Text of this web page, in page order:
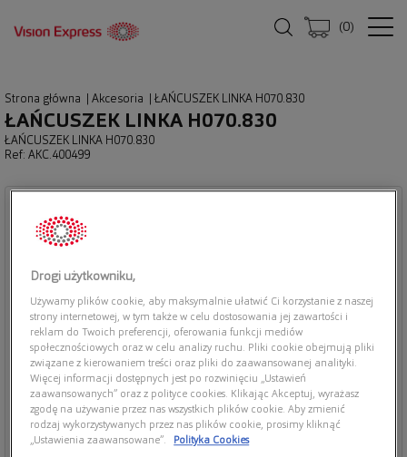
(0)
Strona główna Akcesoria ŁAŃCUSZEK LINKA H070.830
ŁAŃCUSZEK LINKA H070.830
ŁAŃCUSZEK LINKA H070.830
Ref: AKC.400499
Drogi użytkowniku,
Używamy plików cookie, aby maksymalnie ułatwić Ci korzystanie z naszej
strony internetowej, w tym także w celu dostosowania jej zawartości i
reklam do Twoich preferencji, oferowania funkcji mediów
społecznościowych oraz w celu analizy ruchu. Pliki cookie obejmują pliki
związane z kierowaniem treści oraz pliki do zaawansowanej analityki.
Więcej informacji dostępnych jest po rozwinięciu „Ustawień
zaawansowanych” oraz z polityce cookies. Klikając Akceptuj, wyrażasz
zgodę na używanie przez nas wszystkich plików cookie. Aby zmienić
rodzaj wykorzystywanych przez nas plików cookie, prosimy kliknąć
„Ustawienia zaawansowane”.
Polityka Cookies